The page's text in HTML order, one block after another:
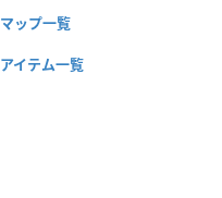
マップ一覧
アイテム一覧